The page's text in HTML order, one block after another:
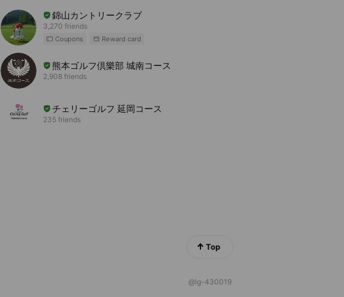
錦山カントリークラブ
3,270 friends
Coupons Reward card
熊本ゴルフ倶樂部 城南コース
2,908 friends
チェリーゴルフ 延岡コース
235 friends
Top
@lg-430019